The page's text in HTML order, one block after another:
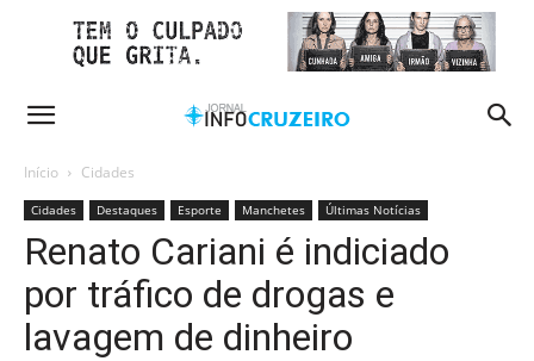
Início Cidades
Cidades Destaques Esporte Manchetes Últimas Notícias
Renato Cariani é indiciado
por tráfico de drogas e
lavagem de dinheiro